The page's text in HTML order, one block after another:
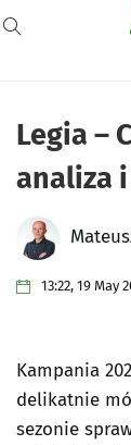
Legia –
analiza
13:22, 19 May
Kampania
delikatnie
sezonie